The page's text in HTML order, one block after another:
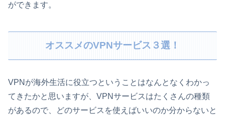
ができます。
オススメのVPNサービス３選！
VPNが海外生活に役立つということはなんとなくわかっ
てきたかと思いますが、VPNサービスはたくさんの種類
があるので、どのサービスを使えばいいのか分からないと